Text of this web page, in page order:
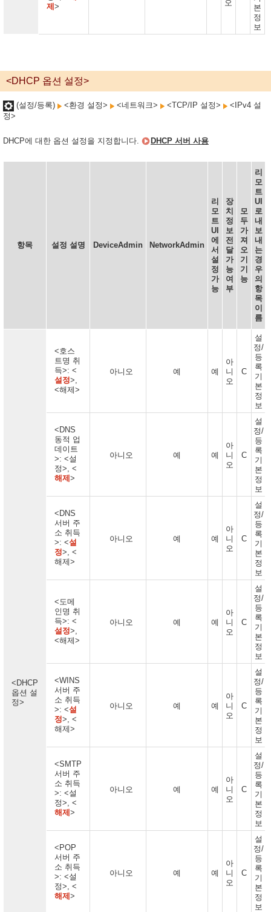
제 > 오
본
정
보
<DHCP 옵션 설정>
(설정/등록) <환경 설정> <네트워크> <TCP/IP 설정>
<IPv4 설
정>
DHCP에 대한 옵션 설정을 지정합니다. DHCP 서버 사용
항목 설정 설명 DeviceAdmin NetworkAdmin
리
모
트
UI
에
서
설
정
가
능
장
치
정
보
전
달
가
능
여
부
모
두
가
져
오
기
기
능
리
모
트
UI
로
내
보
내
는
경
우
의
항
목
이
름
<DHCP
옵션 설
정>
<호스
트명 취
득>: <
설정>,
<해제>
아니오 예 예
아
니
오
C
설
정/
등
록
기
본
정
보
<DNS
동적 업
데이트
>: <설
정>, <
해제 >
아니오 예 예
아
니
오
C
설
정/
등
록
기
본
정
보
<DNS
서버 주
소 취득
>: <설
정>, <
해제>
아니오 예 예
아
니
오
C
설
정/
등
록
기
본
정
보
<도메
인명 취
득>: <
설정>,
<해제>
아니오 예 예
아
니
오
C
설
정/
등
록
기
본
정
보
<WINS
서버 주
소 취득
>: <설
정>, <
해제>
아니오 예 예
아
니
오
C
설
정/
등
록
기
본
정
보
<SMTP
서버 주
소 취득
>: <설
정>, <
해제 >
아니오 예 예
아
니
오
C
설
정/
등
록
기
본
정
보
<POP
서버 주
소 취득
>: <설
정>, <
해제 >
아니오 예 예
아
니
오
C
설
정/
등
록
기
본
정
보